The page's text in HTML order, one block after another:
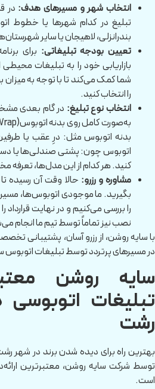
انتخاب شهر و مسیرهای هدف: در
تبلیغ در کدام شهرها یا خطوط
بندرانزلی، لاهیجان یا سایر
تعیین بودجه تبلیغاتی: برای
بازاریابی خود را به تبلیغات
شما کمک می‌کند تا با توجه به میزان
را انتخاب کنید.
انتخاب نوع تبلیغ: در گام بعدی
بدنه اتوبوس مثل: درِ عقب یا
اتوبوس چون: پشتی صندلی‌ها یا
کنید. هر کدام از این مدل‌ها، تعرفه
مشاوره و رزرو: حالا وقت آن رسیده
بگیرید. ما موجودی اتوبوس‌ها،
را بررسی می‌کنیم و در نهایت
نصب نیز تماماً توسط تیم ما انجام
با سایه روشن، از رزرو آسان، پشتیبانی
در مسیرهای پرتردد توسط تبلیغات
سایه روشن
تبلیغات
رشت
بهترین راه برای دیده شدن برند در شهر
توسط شرکت سایه روشن، معتبرترین
است.